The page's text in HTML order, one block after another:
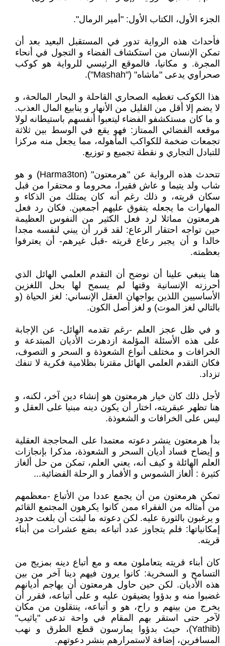
الجزء الأول، الكتاب الأول: "أمير الرمال".
فأحداث هذه الرواية تدور في المستقبل البعيد بعد أن
تمكن الإنسان من استكشاف الفضاء و التجول في أنحاء
المجرة. و مكانيا، فالموقع الرئيسي للرواية هو كوكب
صحراوي يدعى "ماشاه" ("Mashah").
هذا الكوكب تغطيه الصحاري القاحلة و البحار المالحة، و
لا يضم إلا أقل من القليل من الأنهار و ينابيع المال العذب.
و ما كان مستكشفو الفضاء ليتعبوا أنفسهم باستيطانه لولا
موقعه الفضائي الممتاز: فهو يقع في الوسط بين ثلاثة
تجمعات ضخمة للكواكب المأهوله، مما يجعل منه مركزا
للتبادل التجاري و نقطة تجميع و توزيع.
تتحدث هذه الرواية عن "هرمعتون" (Harma3ton) و هو
شاب ولد يتيما و عاش فقيرا، محروما و محتقرا من قبل
سكان قريته، و ذلك رغم أنه كان يمتلك من الذكاء و
المهارات ما يجعله يتفوق عليهم أجمعين. فكان رد فعل
هرمعتون مماثلا لرد فعل الكثير من النفوس العظيمة
حين تواجه احتقار الرعاع: لقد قرر أن يبني لنفسه مجدا
خالدا و أن يجبر رعاع قريته -قبل غيرهم- أن يعترفوا
بعظمته.
هنا ينبغي علينا أن نوضح أن التقدم العلمي الهائل الذي
أحرزته الإنسانية وقتها لم يسمح لها بحل اللغزين
الأساسيين اللذين يواجهان العقل الإنساني: لغز الحياة (و
بالتالي لغز الموت) و لغز أصل الكون.
و في ظل عجز العلم -رغم تقدمه الهائل- عن الإجابة
على هذه الأسئلة المؤلمة ازدهرت الأديان المبتدعة و
الخرافات و مختلف أنواع الشعوذة و السحر و التصوف،
فكان التقدم العلمي الهائل مقترنا بظلامية فكرية لا تنفك
تزداد.
لأجل ذلك كان خيار هرمعتون هو إنشاء دين آخر، لكنه، و
هنا تظهر عبقريته، اختار أن يكون دينه مبنيا على العقل و
ليس على الخرافات و الشعوذة.
بدأ هرمعتون ينشر دعوته معتمدا على المحاججة العقلية
و إيضاح فساد أديان السحر و الشعوذة، مذكرا بإنجازات
العلم الهائلة و كيف أنه، يعني العلم، تمكن من حل ألغاز
كثيرة : ألغاز الشموس و الأقمار و الرحلة الفضائية...
تمكن هرمعتون من أن يجمع عددا من الأتباع -معظمهم
من أمثاله من الفقراء ممن كانوا يكرهون المجتمع القائم
و يرغبون بالثورة عليه. لكن دعوته ما لبثت أن بلغت حدود
إمكانياتها: فلم يتجاوز عدد أتباعه بضع عشرات من أبناء
قريته.
كان أبناء قريته يتعاملون معه و مع أتباع دينه بمزيج من
التسامح و السخرية: كانوا يرون فيهم دينا آخر من بين
هذه الأديان. لكن حين حاول هرمعتون أن يهاجم أديانهم
غضبوا منه و بدؤوا يضيقون عليه و على أتباعه، فقرر أن
يخرج من بينهم و راح، هو و أتباعه، ينتقلون من مكان
لآخر حتى استقر بهم المقام في واحة تدعى "ياثيب"
(Yathib)، حيث بدؤوا يمارسون قطع الطرق و نهب
المسافرين، إضافة لاستمرارهم بنشر دعوتهم.